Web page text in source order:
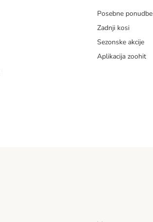
Posebne ponudbe
Zadnji kosi
Sezonske akcije
Aplikacija zoohit